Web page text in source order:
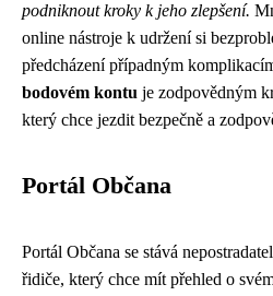
podniknout kroky k jeho zlepšení.
online nástroje k udržení si
předcházení případným
bodovém kontu je zodpovědným
který chce jezdit bezpečně a
Portál Občana
Portál Občana se stává
řidiče, který chce mít přehled o